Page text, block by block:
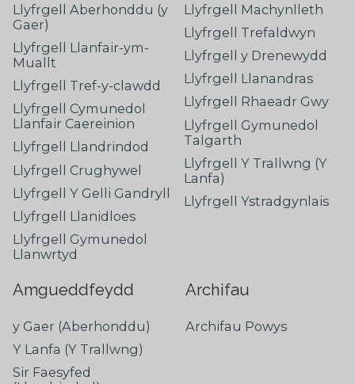
Llyfrgell Aberhonddu (y
Gaer)
Llyfrgell Llanfair-ym-
Muallt
Llyfrgell Tref-y-clawdd
Llyfrgell Cymunedol
Llanfair Caereinion
Llyfrgell Llandrindod
Llyfrgell Crughywel
Llyfrgell Y Gelli Gandryll
Llyfrgell Llanidloes
Llyfrgell Gymunedol
Llanwrtyd
Llyfrgell Machynlleth
Llyfrgell Trefaldwyn
Llyfrgell y Drenewydd
Llyfrgell Llanandras
Llyfrgell Rhaeadr Gwy
Llyfrgell Gymunedol
Talgarth
Llyfrgell Y Trallwng (Y
Lanfa)
Llyfrgell Ystradgynlais
Amgueddfeydd
y Gaer (Aberhonddu)
Y Lanfa (Y Trallwng)
Sir Faesyfed
Archifau
Archifau Powys